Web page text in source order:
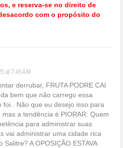
e reserva-se no direito de
com o propósito do
at 7:45 AM
derrubar, FRUTA PODRE CAI
bem que não carrego essa
foi.. Não que eu desejo isso para
mas a tendência é PIORAR. Quem
para administrar suas
vai administrar uma cidade rica
Salitre? A OPOSIÇÃO ESTAVA